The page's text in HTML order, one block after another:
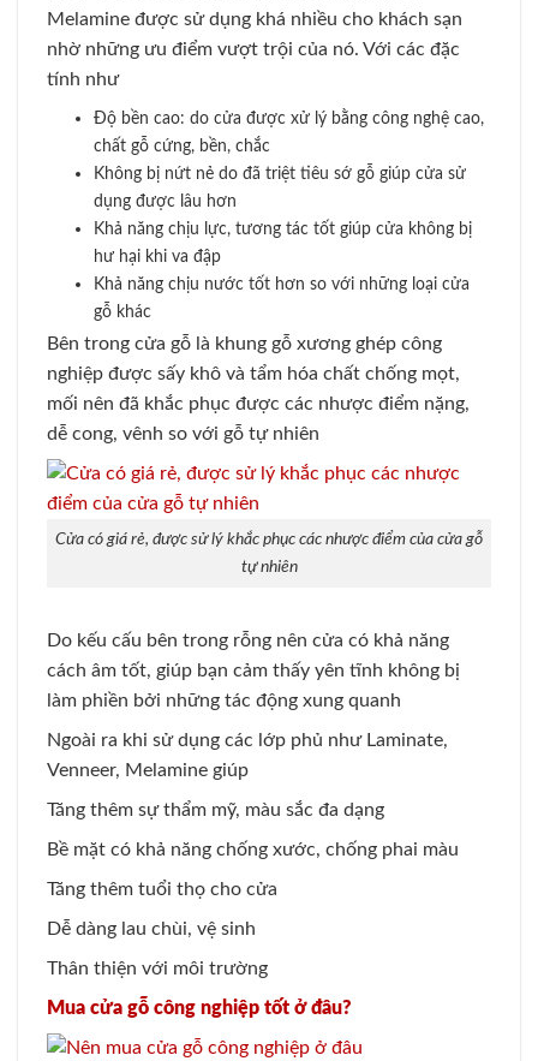
Melamine được sử dụng khá nhiều cho khách sạn
nhờ những ưu điểm vượt trội của nó. Với các đặc
tính như
Độ bền cao: do cửa được xử lý bằng công nghệ cao,
chất gỗ cứng, bền, chắc
Không bị nứt nẻ do đã triệt tiêu sớ gỗ giúp cửa sử
dụng được lâu hơn
Khả năng chịu lực, tương tác tốt giúp cửa không bị
hư hại khi va đập
Khả năng chịu nước tốt hơn so với những loại cửa
gỗ khác
Bên trong cửa gỗ là khung gỗ xương ghép công
nghiệp được sấy khô và tẩm hóa chất chống mọt,
mối nên đã khắc phục được các nhược điểm nặng,
dễ cong, vênh so với gỗ tự nhiên
Cửa có giá rẻ, được sử lý khắc phục các nhược điểm của cửa gỗ
tự nhiên
Do kếu cấu bên trong rỗng nên cửa có khả năng
cách âm tốt, giúp bạn cảm thấy yên tĩnh không bị
làm phiền bởi những tác động xung quanh
Ngoài ra khi sử dụng các lớp phủ như Laminate,
Venneer, Melamine giúp
Tăng thêm sự thẩm mỹ, màu sắc đa dạng
Bề mặt có khả năng chống xước, chống phai màu
Tăng thêm tuổi thọ cho cửa
Dễ dàng lau chùi, vệ sinh
Thân thiện với môi trường
Mua cửa gỗ công nghiệp tốt ở đâu?